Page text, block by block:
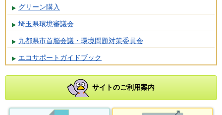
グリーン購入
埼玉県環境審議会
九都県市首脳会議・環境問題対策委員会
エコサポートガイドブック
サイトのご利用案内